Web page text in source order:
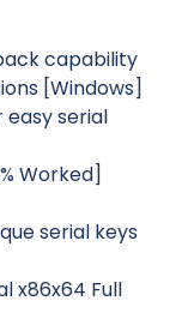
capability
[Windows]
easy serial
Worked]
serial keys
x86x64 Full